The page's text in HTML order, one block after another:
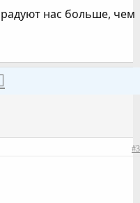
нас больше, чем
#3